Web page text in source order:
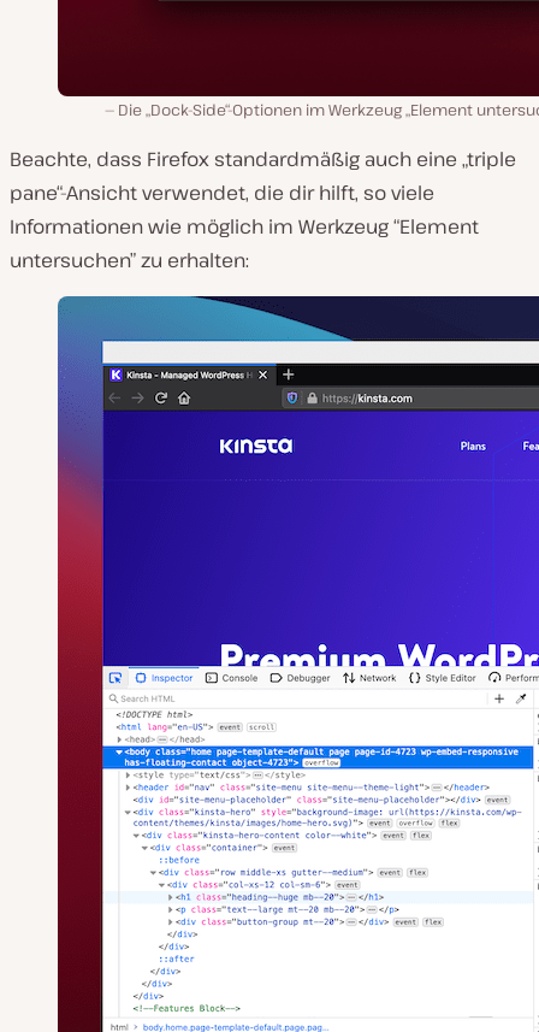
Die „Dock-Side“-Optionen im Werkzeug „Element
Beachte, dass Firefox standardmäßig auch eine „triple
pane“-Ansicht verwendet, die dir hilft, so viele
Informationen wie möglich im Werkzeug “Element
untersuchen” zu erhalten: